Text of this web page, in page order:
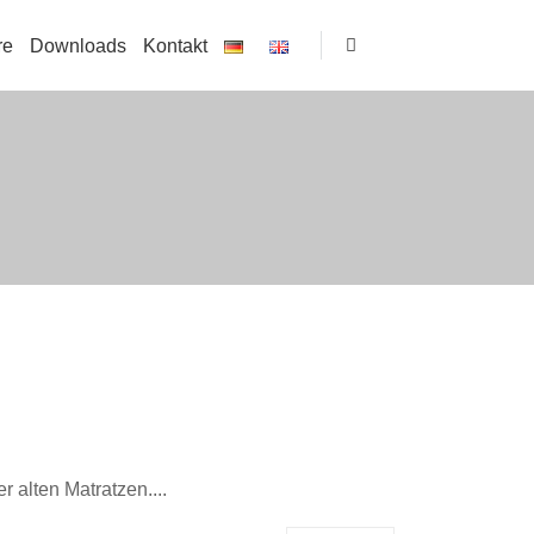
Downloads Kontakt
alten Matratzen....